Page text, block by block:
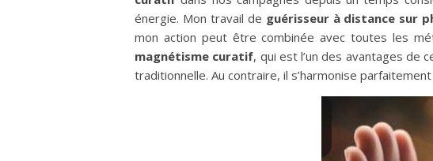
énergie. Mon travail de guérisseur à distance sur
mon action peut être combinée avec toutes les
magnétisme curatif, qui est l’un des avantages de
traditionnelle. Au contraire, il s’harmonise